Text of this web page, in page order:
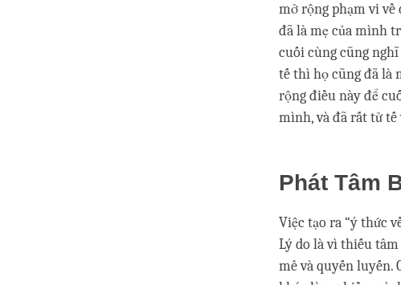
mở rộng phạm vi về
đã là mẹ của mình
cuối cùng cũng
tế thì họ cũng đã là
rộng điều này để
mình, và đã rất tử
Phát Tâm
Việc tạo ra “ý thức
Lý do là vì thiếu
mê và quyến luyến.